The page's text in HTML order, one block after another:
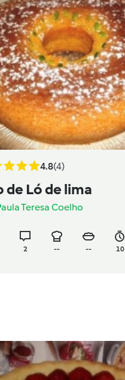
4.8(4)
de Ló de lima
Teresa Coelho
2 -- -- 10